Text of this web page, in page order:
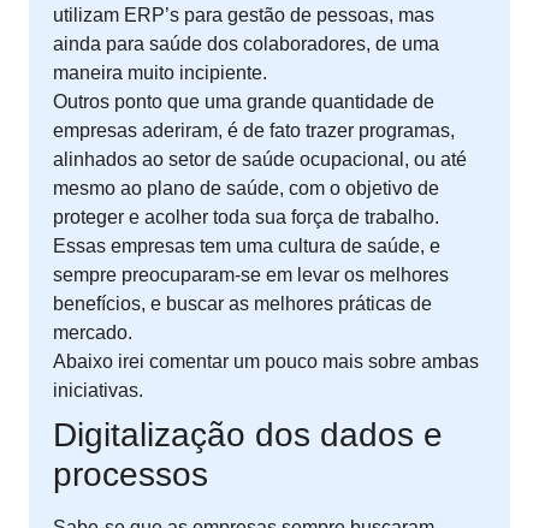
utilizam ERP’s para gestão de pessoas, mas
ainda para saúde dos colaboradores, de uma
maneira muito incipiente.
Outros ponto que uma grande quantidade de
empresas aderiram, é de fato trazer programas,
alinhados ao setor de saúde ocupacional, ou até
mesmo ao plano de saúde, com o objetivo de
proteger e acolher toda sua força de trabalho.
Essas empresas tem uma cultura de saúde, e
sempre preocuparam-se em levar os melhores
benefícios, e buscar as melhores práticas de
mercado.
Abaixo irei comentar um pouco mais sobre ambas
iniciativas.
Digitalização dos dados e
processos